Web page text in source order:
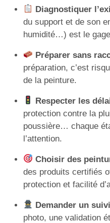
Diagnostiquer
du support et de son
humidité…) est le
Préparer sans
préparation, c’est
de la peinture.
Respecter les
protection contre la
poussière… chaque
l’attention.
Choisir des
des produits certifiés
protection et facilité
Demander un
photo, une validation